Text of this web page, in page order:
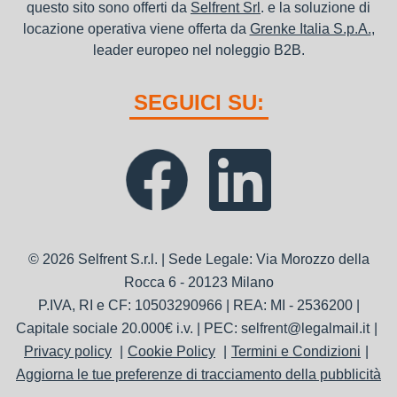
questo sito sono offerti da Selfrent Srl . e la soluzione di
locazione operativa viene offerta da Grenke Italia S.p.A.,
leader europeo nel noleggio B2B.
SEGUICI SU:
© 2026 Selfrent S.r.l. | Sede Legale: Via Morozzo della
Rocca 6 - 20123 Milano
P.IVA, RI e CF: 10503290966 | REA: MI - 2536200 |
Capitale sociale 20.000€ i.v. | PEC: selfrent@legalmail.it
Privacy policy
Cookie Policy
Termini e Condizioni
Aggiorna le tue preferenze di tracciamento della pubblicità